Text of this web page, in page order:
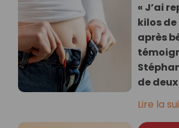
« J’ai
kilos
après
de
Lire la